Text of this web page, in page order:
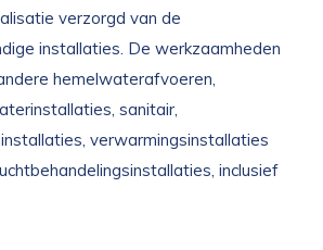
verzorgd van de
installaties. De werkzaamheden
hemelwaterafvoeren,
sanitair,
verwarmingsinstallaties
inclusief